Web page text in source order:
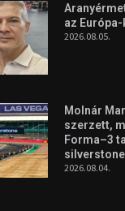
az Európa-
2026.08.05.
Molnár
szerzett,
Forma–3
2026.08.04.